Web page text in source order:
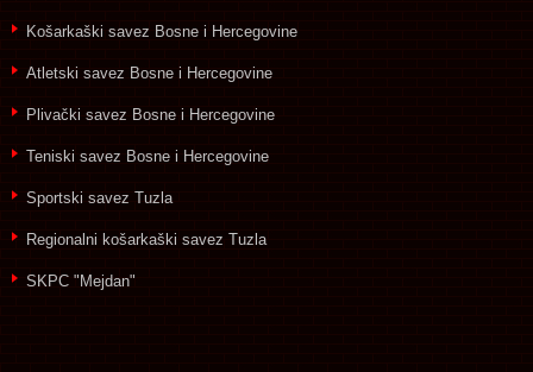
Košarkaški savez Bosne i Hercegovine
Atletski savez Bosne i Hercegovine
Plivački savez Bosne i Hercegovine
Teniski savez Bosne i Hercegovine
Sportski savez Tuzla
Regionalni košarkaški savez Tuzla
SKPC "Mejdan"